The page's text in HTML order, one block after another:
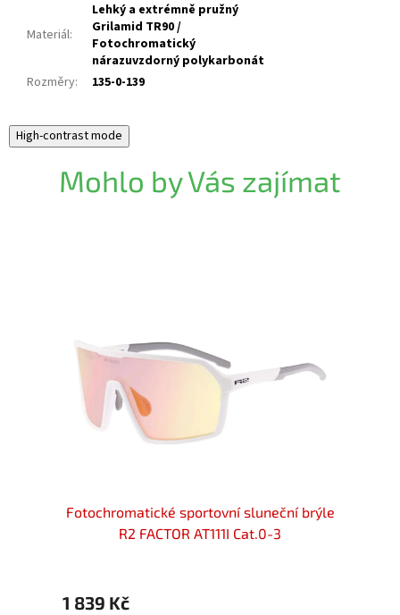
Materiál:
Lehký a extrémně pružný
Grilamid TR90 /
Fotochromatický
nárazuvzdorný polykarbonát
Rozměry: 135-0-139
High-contrast mode
Mohlo by Vás zajímat
Fotochromatické sportovní sluneční brýle
R2 FACTOR AT111I Cat.0-3
1 839 Kč